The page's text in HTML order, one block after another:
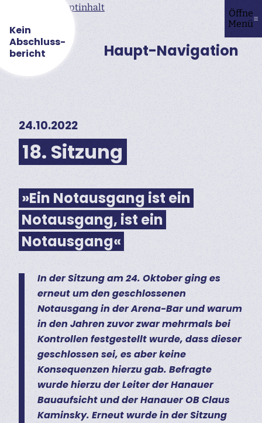
Direkt zum Hauptinhalt
Kein
Abschluss­
bericht
Haupt-Navigation
Öffne
Menü
24.10.2022
18. Sitzung
»Ein Notausgang ist ein
Notausgang, ist ein
Notausgang«
In der Sitzung am 24. Oktober ging es
erneut um den geschlossenen
Notausgang in der Arena-Bar und warum
in den Jahren zuvor zwar mehrmals bei
Kontrollen festgestellt wurde, dass dieser
geschlossen sei, es aber keine
Konsequenzen hierzu gab. Befragte
wurde hierzu der Leiter der Hanauer
Bauaufsicht und der Hanauer OB Claus
Kaminsky. Erneut wurde in der Sitzung